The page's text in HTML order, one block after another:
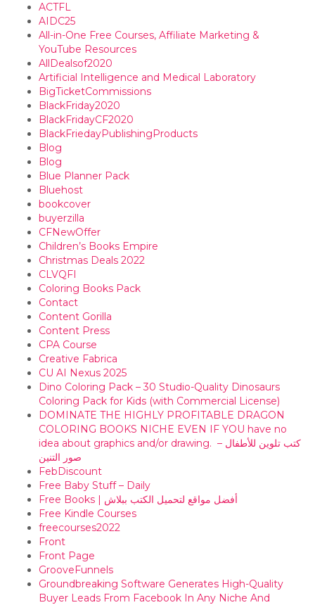
ACTFL
AIDC25
All-in-One Free Courses, Affiliate Marketing &
YouTube Resources
AllDealsof2020
Artificial Intelligence and Medical Laboratory
BigTicketCommissions
BlackFriday2020
BlackFridayCF2020
BlackFriedayPublishingProducts
Blog
Blog
Blue Planner Pack
Bluehost
bookcover
buyerzilla
CFNewOffer
Children’s Books Empire
Christmas Deals 2022
CLVQFI
Coloring Books Pack
Contact
Content Gorilla
Content Press
CPA Course
Creative Fabrica
CU AI Nexus 2025
Dino Coloring Pack – 30 Studio-Quality Dinosaurs
Coloring Pack for Kids (with Commercial License)
DOMINATE THE HIGHLY PROFITABLE DRAGON
COLORING BOOKS NICHE EVEN IF YOU have no
idea about graphics and/or drawing. ​ كتب تلوين للأطفال –
صور التنين
FebDiscount
Free Baby Stuff – Daily
Free Books | أفضل مواقع لتحميل الكتب ببلاش
Free Kindle Courses
freecourses2022
Front
Front Page
GrooveFunnels
Groundbreaking Software Generates High-Quality
Buyer Leads From Facebook In Any Niche And